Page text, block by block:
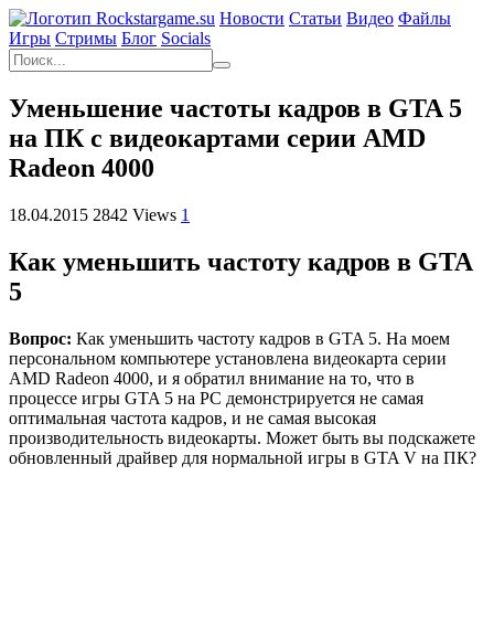
Новости Статьи Видео Файлы
Игры Cтримы Блог Socials
Уменьшение частоты кадров в GTA 5
на ПК с видеокартами серии AMD
Radeon 4000
18.04.2015 2842 Views 1
Как уменьшить частоту кадров в GTA
5
Вопрос: Как уменьшить частоту кадров в GTA 5. На моем
персональном компьютере установлена видеокарта серии
AMD Radeon 4000, и я обратил внимание на то, что в
процессе игры GTA 5 на PC демонстрируется не самая
оптимальная частота кадров, и не самая высокая
производительность видеокарты. Может быть вы подскажете
обновленный драйвер для нормальной игры в GTA V на ПК?